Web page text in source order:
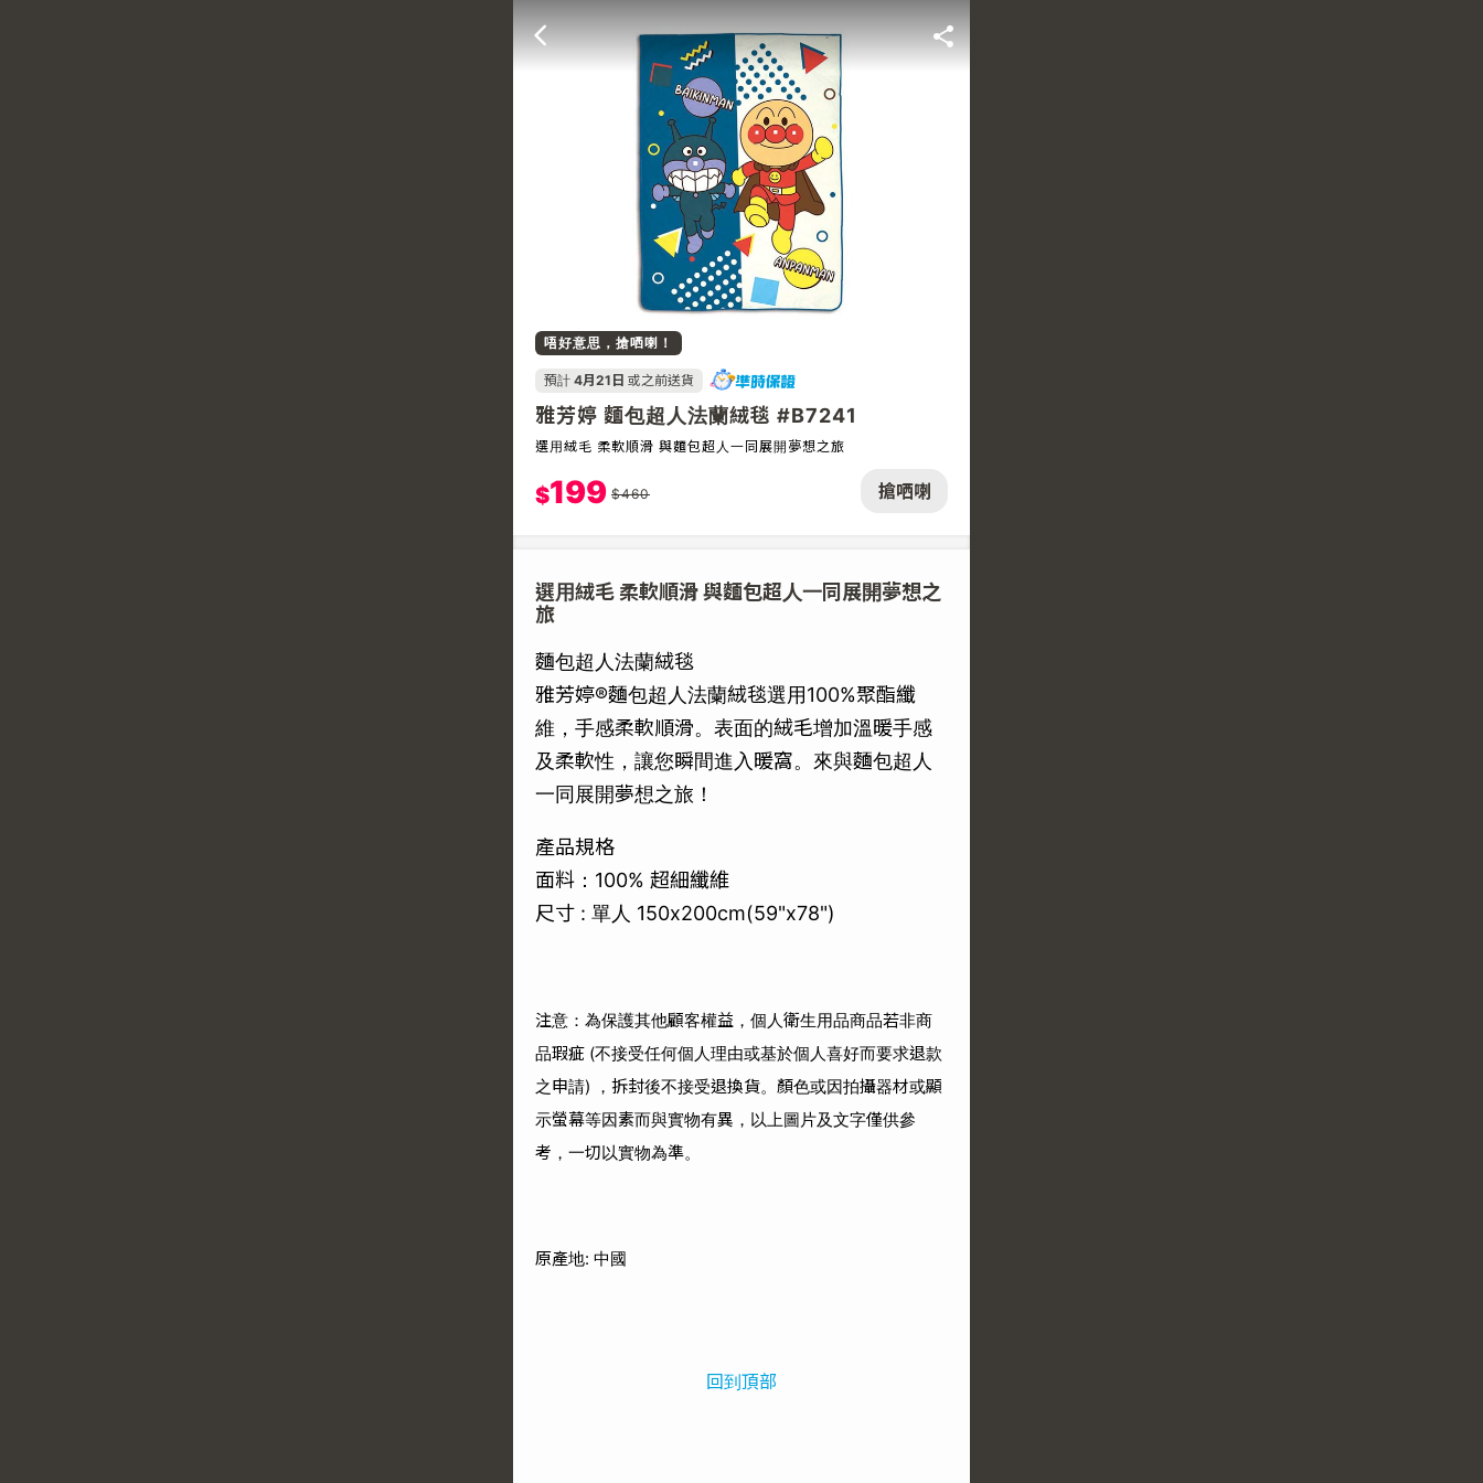
搶哂喇
唔好意思，搶哂喇！
預計 4月21日 或之前送貨
雅芳婷 麵包超人法蘭絨毯 #B7241
選用絨毛 柔軟順滑 與麵包超人一同展開夢想之旅
$199 $460
選用絨毛 柔軟順滑 與麵包超人一同展開夢想之
旅
麵包超人法蘭絨毯
雅芳婷®麵包超人法蘭絨毯選用100%聚酯纖
維，手感柔軟順滑。表面的絨毛增加溫暖手感
及柔軟性，讓您瞬間進入暖窩。來與麵包超人
一同展開夢想之旅！
產品規格
面料：100% 超細纖維
尺寸 : 單人 150x200cm(59"x78")
注意：為保護其他顧客權益，個人衛生用品商品若非商
品瑕疵 (不接受任何個人理由或基於個人喜好而要求退款
之申請) ，拆封後不接受退換貨。顏色或因拍攝器材或顯
示螢幕等因素而與實物有異，以上圖片及文字僅供參
考，一切以實物為準。
原產地: 中國
回到頂部